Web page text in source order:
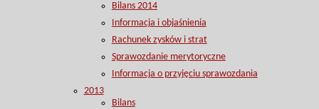
Bilans 2014
Informacja i objaśnienia
Rachunek zysków i strat
Sprawozdanie merytoryczne
Informacja o przyjęciu sprawozdania
2013
Bilans